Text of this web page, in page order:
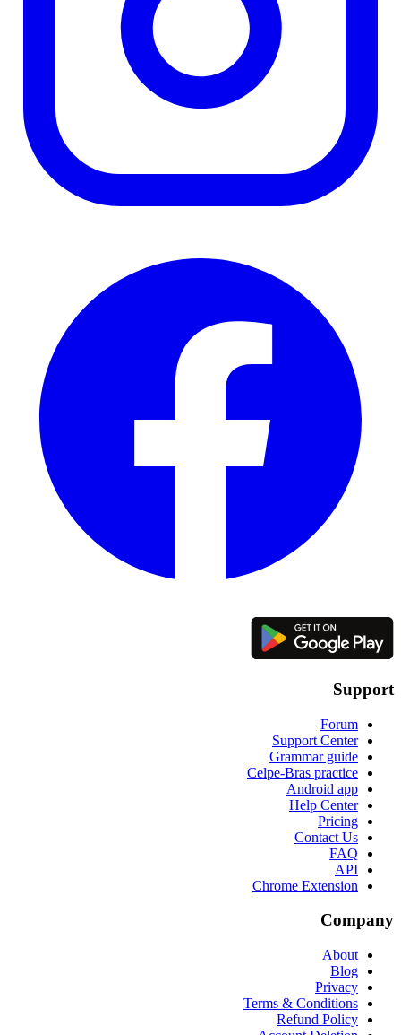
Support
Forum
Support Center
Grammar guide
Celpe-Bras practice
Android app
Help Center
Pricing
Contact Us
FAQ
API
Chrome Extension
Company
About
Blog
Privacy
Terms & Conditions
Refund Policy